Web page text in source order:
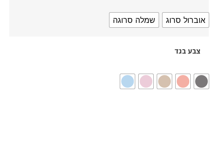
אוברול סרוג שמלה סרוגה
צבע בגד